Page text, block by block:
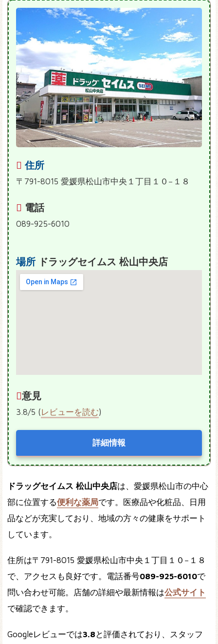
住所
〒791-8015 愛媛県松山市中央１丁目１０−１８
電話
089-925-6010
場所 ドラッグセイムス 松山中央店
意見
3.8/5 (レビューを読む)
詳細情報
ドラッグセイムス 松山中央店は、愛媛県松山市の中心
部に位置する便利な薬局です。医療品や化粧品、日用
品などが充実しており、地域の方々の健康をサポート
しています。
住所は〒791-8015 愛媛県松山市中央１丁目１０−１８
で、アクセスも良好です。電話番号089-925-6010で
問い合わせ可能。店舗の詳細や最新情報は公式サイト
で確認できます。
Googleレビューでは3.8 と評価されており、スタッフ